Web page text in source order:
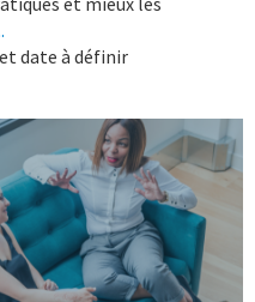
date à définir